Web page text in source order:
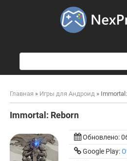
о
и
к
Главная » Игры для Андроид »
Immortal: Reborn
Обновлено:
Google Play: